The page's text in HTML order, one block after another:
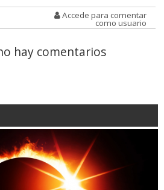
Accede para comentar
como usuario
hay comentarios